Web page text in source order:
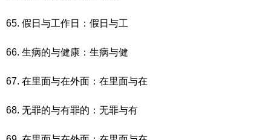
65. 假日与工作日：假日与工
66. 生病的与健康：生病与健
67. 在里面与在外面：在里面与在
68. 无罪的与有罪的：无罪与有